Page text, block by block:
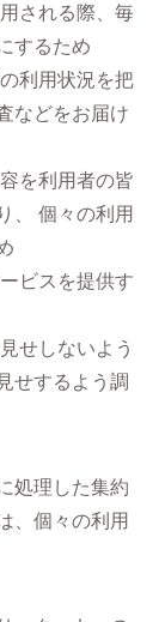
される際、毎
するため
利用状況を把
などをお届け
を利用者の皆
、 個々の利用
ビスを提供す
せしないよう
せするよう調
処理した集約
、個々の利用